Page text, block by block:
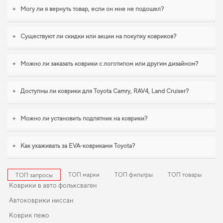
владельцев, которые ценят порядок в автомобиле,коврики для машины kia
водителя. Мы всегда готовы поддерживать вас в уходе за автомобилем и
предлагать только действительно достойные товары.
+ Могу ли я вернуть товар, если он мне не подошел?
+ Существуют ли скидки или акции на покупку ковриков?
+ Можно ли заказать коврики с логотипом или другим дизайном?
+ Доступны ли коврики для Toyota Camry, RAV4, Land Cruiser?
+ Можно ли установить подпятник на коврики?
+ Как ухаживать за EVA-ковриками Toyota?
ТОП запросы ТОП марки ТОП фильтры ТОП товары
Коврики в авто фольксваген
Автоковрики ниссан
Коврик пежо